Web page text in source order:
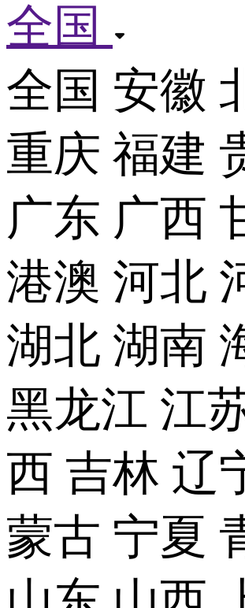
全国
全国 安徽
重庆 福建
广东 广西
港澳 河北
湖北 湖南
黑龙江 江
西 吉林 辽
蒙古 宁夏